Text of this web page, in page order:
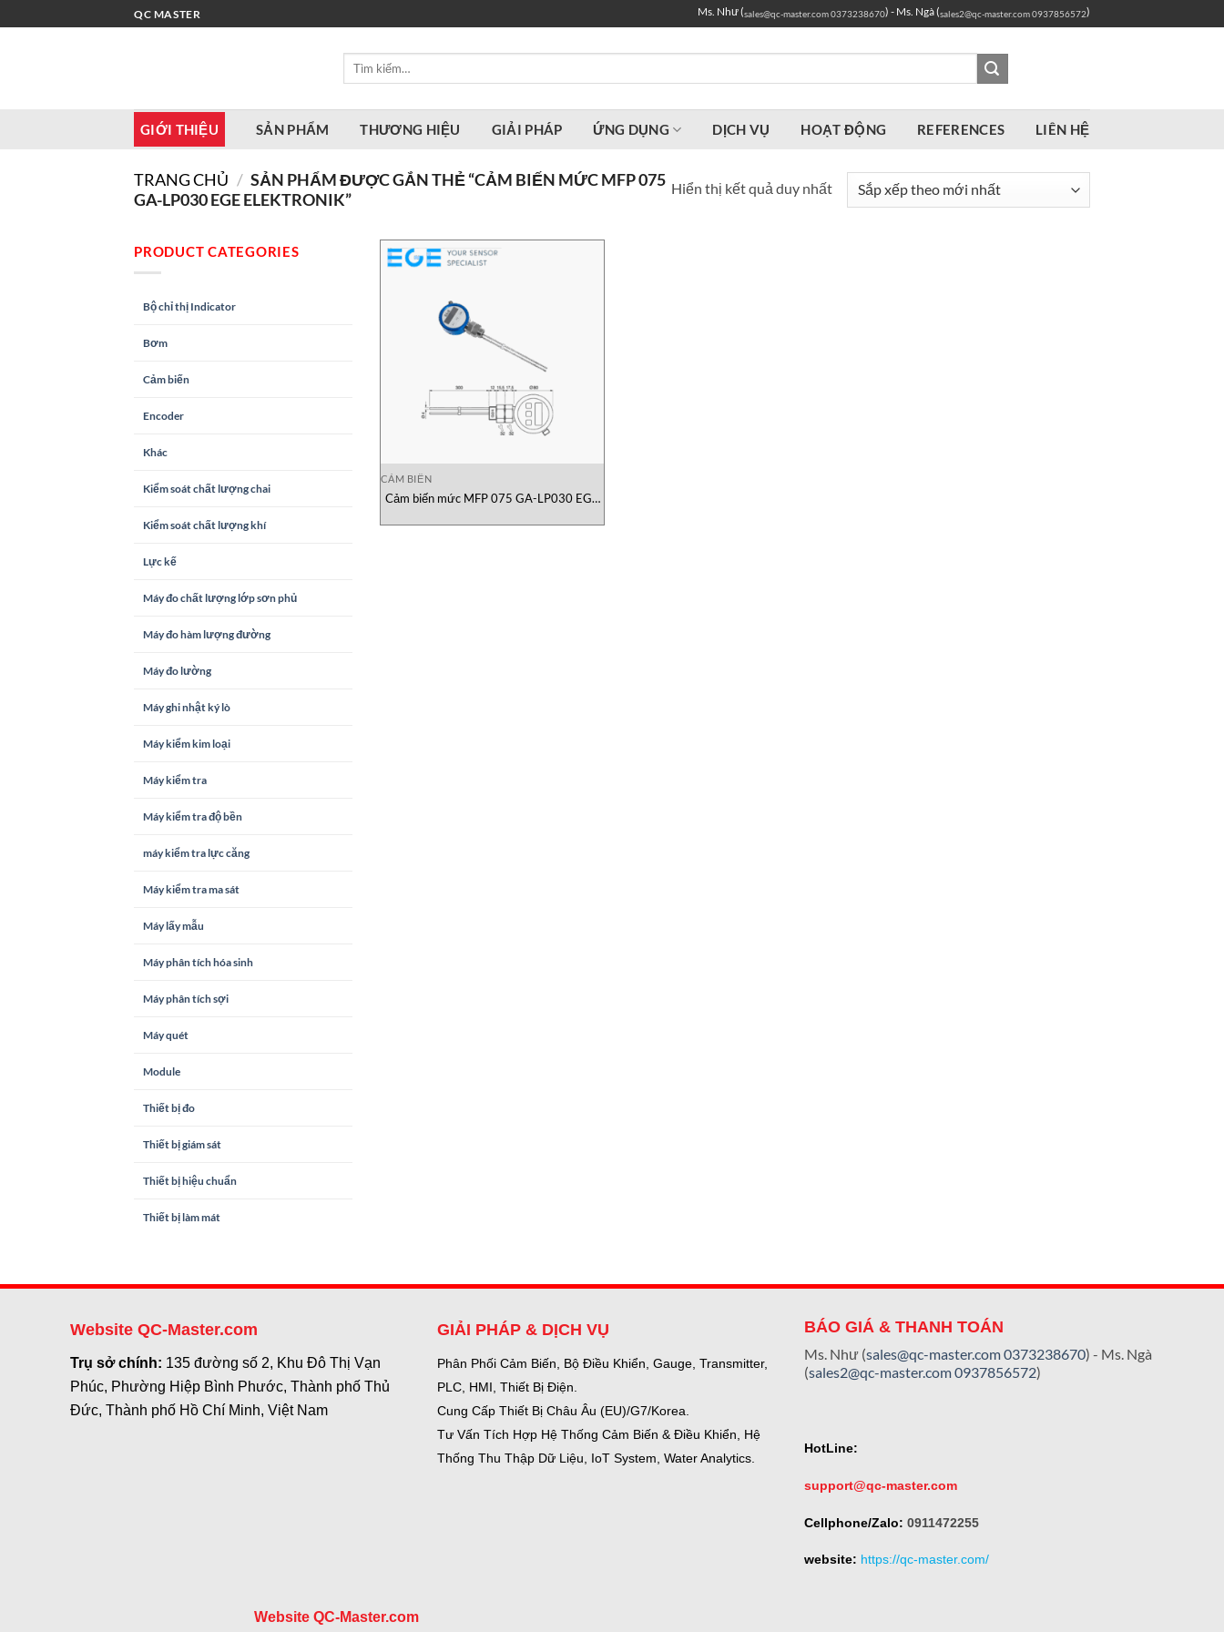
qua
QC MASTER Ms. Như (sales@qc-master.com0373238670) - Ms. Ngà (sales2@qc-master.com0937856572)
Tìm
GIỚI THIỆU SẢN PHẨM THƯƠNG HIỆU GIẢI PHÁP ỨNG DỤNG DỊCH VỤ HOẠT ĐỘNG REFERENCES LIÊN HỆ
TRANG CHỦ / SẢN PHẨM ĐƯỢC GẮN THẺ “CẢM BIẾN MỨC MFP 075
GA-LP030 EGE ELEKTRONIK”
Hiển thị kết quả duy nhất
PRODUCT CATEGORIES
Bộ chỉ thị Indicator
Bơm
Cảm biến
Encoder
Khác
Kiểm soát chất lượng chai
Kiểm soát chất lượng khí
Lực kế
Máy đo chất lượng lớp sơn phủ
Máy đo hàm lượng đường
Máy đo lường
Máy ghi nhật ký lò
Máy kiểm kim loại
Máy kiểm tra
Máy kiểm tra độ bền
máy kiểm tra lực căng
Máy kiểm tra ma sát
Máy lấy mẫu
Máy phân tích hóa sinh
Máy phân tích sợi
Máy quét
Module
Thiết bị đo
Thiết bị giám sát
Thiết bị hiệu chuẩn
Thiết bị làm mát
CẢM BIẾN
Cảm biến mức MFP 075 GA-LP030 EGE
Website QC-Master.com
Trụ sở chính: 135 đường số 2, Khu Đô Thị Vạn
Phúc, Phường Hiệp Bình Phước, Thành phố Thủ
Đức, Thành phố Hồ Chí Minh, Việt Nam
GIẢI PHÁP & DỊCH VỤ
Phân Phối Cảm Biến, Bộ Điều Khiển, Gauge, Transmitter,
PLC, HMI, Thiết Bị Điện.
Cung Cấp Thiết Bị Châu Âu (EU)/G7/Korea.
Tư Vấn Tích Hợp Hệ Thống Cảm Biến & Điều Khiển, Hệ
Thống Thu Thập Dữ Liệu, IoT System, Water Analytics.
BÁO GIÁ & THANH TOÁN
Ms. Như (sales@qc-master.com0373238670) - Ms. Ngà
(sales2@qc-master.com0937856572)
HotLine:
support@qc-master.com
Cellphone/Zalo: 0911472255
website: https://qc-master.com/
Website QC-Master.com